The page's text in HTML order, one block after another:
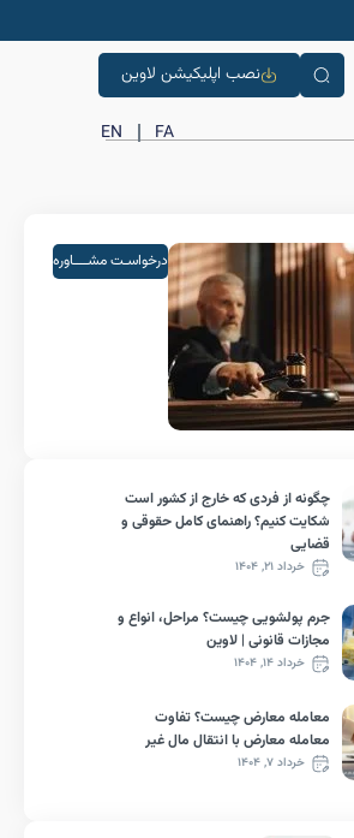
نصب اپلیکیشن لاوین
FA
EN
درخواسـت مشــــاوره
چگونه از فردی که خارج از کشور است
شکایت کنیم؟ راهنمای کامل حقوقی و
قضایی
خرداد ۲۱, ۱۴۰۴
جرم پولشویی چیست؟ مراحل، انواع و
مجازات قانونی | لاوین
خرداد ۱۴, ۱۴۰۴
معامله معارض چیست؟ تفاوت
معامله معارض با انتقال مال غیر
خرداد ۷, ۱۴۰۴